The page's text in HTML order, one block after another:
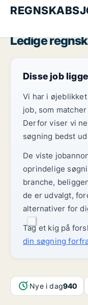
Ledige
Disse job
Vi har i
job, som
Derfor viser vi
søgning bedst
De viste
oprindelige
branche,
de er udvalgt,
alternativer for
Tag et kig på
din søgning
Nye i dag940